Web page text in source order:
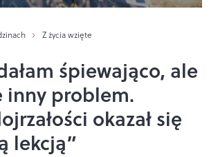
Z życia wzięte
śpiewająco, ale
inny problem.
okazał się
lekcją”